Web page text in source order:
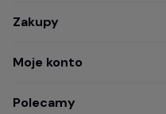
Zakupy
Moje konto
Polecamy